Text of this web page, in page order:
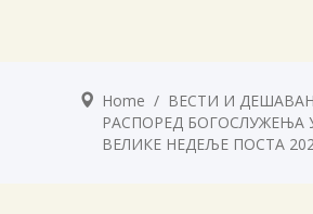
Home / ВЕСТИ И
РАСПОРЕД БОГОСЛУЖЕЊА
ВЕЛИКЕ НЕДЕЉЕ ПОСТА